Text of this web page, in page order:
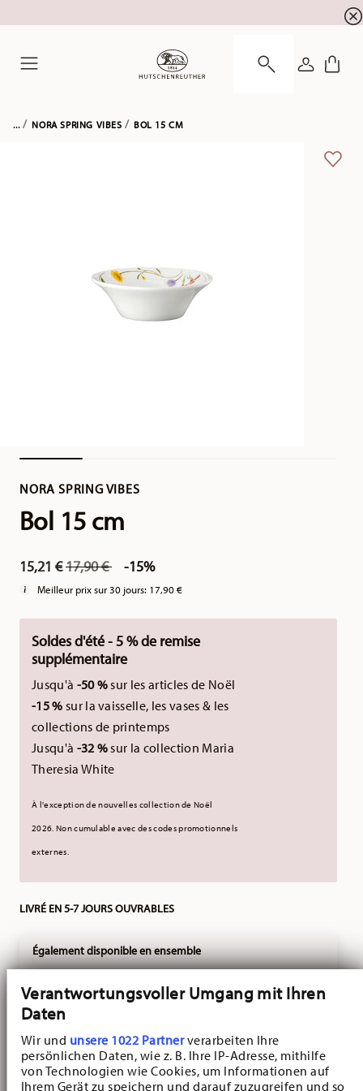
Verantwortungsvoller Umgang mit Ihren
Daten
Wir und unsere 1022 Partnerverarbeiten Ihre
persönlichen Daten, wie z. B. Ihre IP-Adresse, mithilfe
von Technologien wie Cookies, um Informationen auf
Ihrem Gerät zu speichern und darauf zuzugreifen und so
SOLDES D'ÉTÉ ! Profitez de 5 % de remise
... NORA SPRING VIBES BOL 15 CM
NORA SPRING VIBES
Bol 15 cm
15,21 €Price reduced from
17,90 €to -15%
Meilleur prix sur 30 jours: 17,90 €
Soldes d'été - 5 % de remise
supplémentaire
Jusqu'à -50 %sur les articles de Noël
-15 % sur la vaisselle, les vases & les
collections de printemps
Jusqu'à -32 %sur la collection Maria
Theresia White
À l'exception de nouvelles collection de Noël
2026. Non cumulable avec des codes promotionnels
externes.
LIVRÉ EN 5-7 JOURS OUVRABLES
Également disponible en ensemble
Nora
Set Petit-Déjeuner de
89,25 € Price reduced from
139,40 €to
-25%